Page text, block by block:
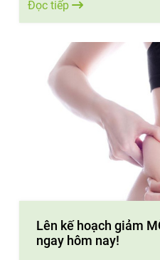
Đọc tiếp
Lên kế hoạch giảm
ngay hôm nay!